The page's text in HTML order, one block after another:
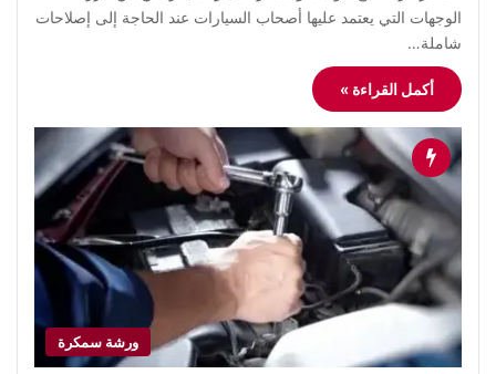
الوجهات التي يعتمد عليها أصحاب السيارات عند الحاجة إلى إصلاحات
شاملة…
أكمل القراءة »
ورشة سمكرة